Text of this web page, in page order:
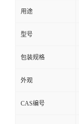
用途
型号
包装规格
外观
CAS编号